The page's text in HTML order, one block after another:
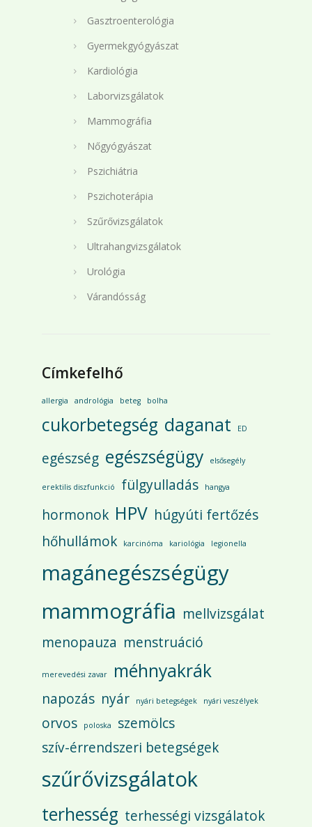
Gasztroenterológia
Gyermekgyógyászat
Kardiológia
Laborvizsgálatok
Mammográfia
Nőgyógyászat
Pszichiátria
Pszichoterápia
Szűrővizsgálatok
Ultrahangvizsgálatok
Urológia
Várandósság
Címkefelhő
allergia andrológia beteg bolha
cukorbetegség daganat ED
egészség egészségügy elsősegély
erektilis diszfunkció fülgyulladás hangya
hormonok HPV húgyúti fertőzés
hőhullámok
karcinóma kariológia legionella
magánegészségügy
mammográfia mellvizsgálat
menopauza menstruáció
merevedési zavar méhnyakrák
napozás nyár nyári betegségek nyári veszélyek
orvos poloska
szemölcs
szív-érrendszeri betegségek
szűrővizsgálatok
terhesség terhességi vizsgálatok